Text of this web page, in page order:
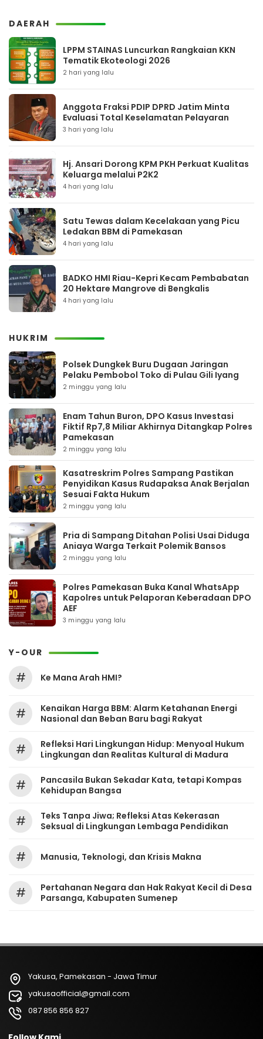
DAERAH
LPPM STAINAS Luncurkan Rangkaian KKN
Tematik Ekoteologi 2026
2 hari yang lalu
Anggota Fraksi PDIP DPRD Jatim Minta
Evaluasi Total Keselamatan Pelayaran
3 hari yang lalu
Hj. Ansari Dorong KPM PKH Perkuat Kualitas
Keluarga melalui P2K2
4 hari yang lalu
Satu Tewas dalam Kecelakaan yang Picu
Ledakan BBM di Pamekasan
4 hari yang lalu
BADKO HMI Riau-Kepri Kecam Pembabatan
20 Hektare Mangrove di Bengkalis
4 hari yang lalu
HUKRIM
Polsek Dungkek Buru Dugaan Jaringan
Pelaku Pembobol Toko di Pulau Gili Iyang
2 minggu yang lalu
Enam Tahun Buron, DPO Kasus Investasi
Fiktif Rp7,8 Miliar Akhirnya Ditangkap Polres
Pamekasan
2 minggu yang lalu
Kasatreskrim Polres Sampang Pastikan
Penyidikan Kasus Rudapaksa Anak Berjalan
Sesuai Fakta Hukum
2 minggu yang lalu
Pria di Sampang Ditahan Polisi Usai Diduga
Aniaya Warga Terkait Polemik Bansos
2 minggu yang lalu
Polres Pamekasan Buka Kanal WhatsApp
Kapolres untuk Pelaporan Keberadaan DPO
AEF
3 minggu yang lalu
Y-OUR
# Ke Mana Arah HMI?
#
Kenaikan Harga BBM: Alarm Ketahanan Energi
Nasional dan Beban Baru bagi Rakyat
#
Refleksi Hari Lingkungan Hidup: Menyoal Hukum
Lingkungan dan Realitas Kultural di Madura
#
Pancasila Bukan Sekadar Kata, tetapi Kompas
Kehidupan Bangsa
#
Teks Tanpa Jiwa; Refleksi Atas Kekerasan
Seksual di Lingkungan Lembaga Pendidikan
# Manusia, Teknologi, dan Krisis Makna
#
Pertahanan Negara dan Hak Rakyat Kecil di Desa
Parsanga, Kabupaten Sumenep
Yakusa, Pamekasan - Jawa Timur
yakusaofficial@gmail.com
087 856 856 827